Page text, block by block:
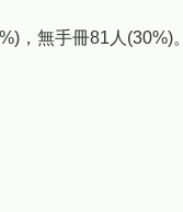
，無手冊81人(30%)。